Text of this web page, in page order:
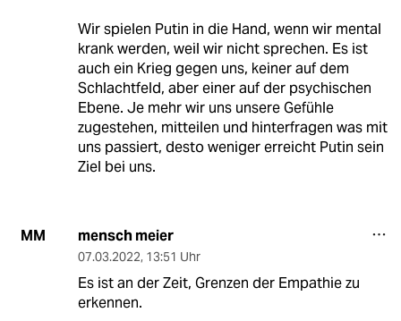
Wir spielen Putin in die Hand, wenn wir mental
krank werden, weil wir nicht sprechen. Es ist
auch ein Krieg gegen uns, keiner auf dem
Schlachtfeld, aber einer auf der psychischen
Ebene. Je mehr wir uns unsere Gefühle
zugestehen, mitteilen und hinterfragen was mit
uns passiert, desto weniger erreicht Putin sein
Ziel bei uns.
MM mensch meier
07.03.2022, 13:51 Uhr
Es ist an der Zeit, Grenzen der Empathie zu
erkennen.